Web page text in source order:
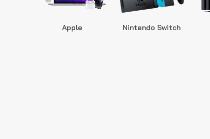
Apple Nintendo Switch